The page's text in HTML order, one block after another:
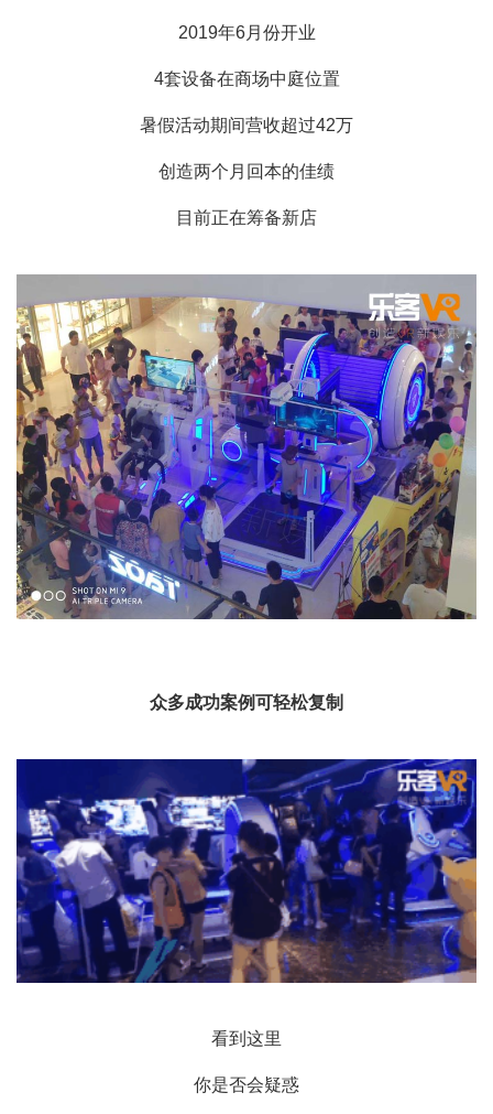
2019年6月份开业
4套设备在商场中庭位置
暑假活动期间营收超过42万
创造两个月回本的佳绩
目前正在筹备新店
众多成功案例可轻松复制
看到这里
你是否会疑惑